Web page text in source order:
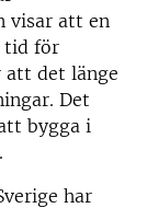
visar att en
tid för
att det länge
Det
bygga i
har